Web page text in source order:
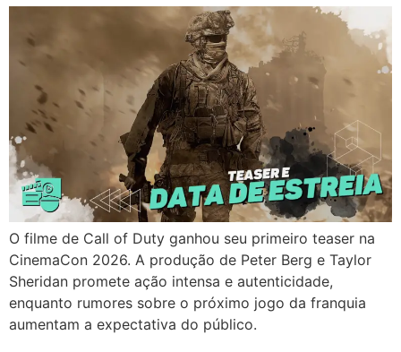
O filme de Call of Duty ganhou seu primeiro teaser na
CinemaCon 2026. A produção de Peter Berg e Taylor
Sheridan promete ação intensa e autenticidade,
enquanto rumores sobre o próximo jogo da franquia
aumentam a expectativa do público.